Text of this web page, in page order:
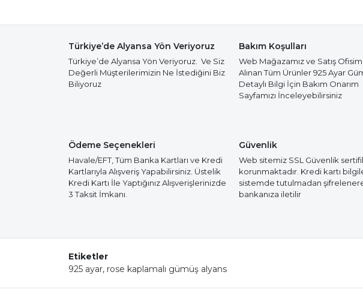
Türkiye’de Alyansa Yön Veriyoruz
Türkiye’de Alyansa Yön Veriyoruz. Ve Siz
Değerli Müşterilerimizin Ne İstediğini Biz
Biliyoruz
Bakım Koşulları
Web Mağazamız ve Satış
Alınan Tüm Ürünler 925 Ayar
Detaylı Bilgi İçin Bakım Onarım
Sayfamızı İnceleyebilirsiniz
Ödeme Seçenekleri
Havale/EFT, Tüm Banka Kartları ve Kredi
Kartlarıyla Alışveriş Yapabilirsiniz. Üstelik
Kredi Kartı İle Yaptığınız Alışverişlerinizde
3 Taksit İmkanı.
Güvenlik
Web sitemiz SSL Güvenlik
korunmaktadır. Kredi kartı
sistemde tutulmadan
bankanıza iletilir
Etiketler
925 ayar, rose kaplamalı gümüş alyans